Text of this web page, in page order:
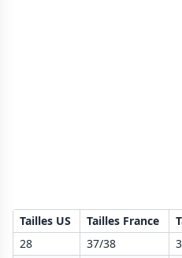
Tailles US Tailles France
28
37/38